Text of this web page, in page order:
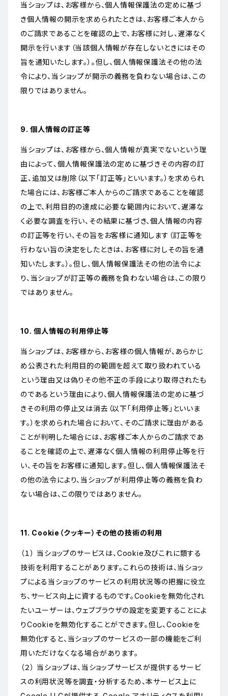
当ショップは、お客様から、個人情報保護法の定めに基づ
き個人情報の開示を求められたときは、お客様ご本人から
のご請求であることを確認の上で、お客様に対し、遅滞なく
開示を行います（当該個人情報が存在しないときにはその
旨を通知いたします。）。但し、個人情報保護法その他の法
令により、当ショップが開示の義務を負わない場合は、この
限りではありません。
9. 個人情報の訂正等
当ショップは、お客様から、個人情報が真実でないという理
由によって、個人情報保護法の定めに基づきその内容の訂
正、追加又は削除（以下「訂正等」といいます。）を求められ
た場合には、お客様ご本人からのご請求であることを確認
の上で、利用目的の達成に必要な範囲内において、遅滞な
く必要な調査を行い、その結果に基づき、個人情報の内容
の訂正等を行い、その旨をお客様に通知します（訂正等を
行わない旨の決定をしたときは、お客様に対しその旨を通
知いたします。）。但し、個人情報保護法その他の法令によ
り、当ショップが訂正等の義務を負わない場合は、この限り
ではありません。
10. 個人情報の利用停止等
当ショップは、お客様から、お客様の個人情報が、あらかじ
め公表された利用目的の範囲を超えて取り扱われている
という理由又は偽りその他不正の手段により取得されたも
のであるという理由により、個人情報保護法の定めに基づ
きその利用の停止又は消去（以下「利用停止等」といいま
す。）を求められた場合において、そのご請求に理由がある
ことが判明した場合には、お客様ご本人からのご請求であ
ることを確認の上で、遅滞なく個人情報の利用停止等を行
い、その旨をお客様に通知します。但し、個人情報保護法そ
の他の法令により、当ショップが利用停止等の義務を負わ
ない場合は、この限りではありません。
11. Cookie（クッキー）その他の技術の利用
（１） 当ショップのサービスは、Cookie及びこれに類する
技術を利用することがあります。これらの技術は、当ショッ
プによる当ショップのサービスの利用状況等の把握に役立
ち、サービス向上に資するものです。Cookieを無効化され
たいユーザーは、ウェブブラウザの設定を変更することによ
りCookieを無効化することができます。但し、Cookieを
無効化すると、当ショップのサービスの一部の機能をご利
用いただけなくなる場合があります。
（２） 当ショップは、当ショップサービスが提供するサービ
スの利用状況等を調査・分析するため、本サービス上に